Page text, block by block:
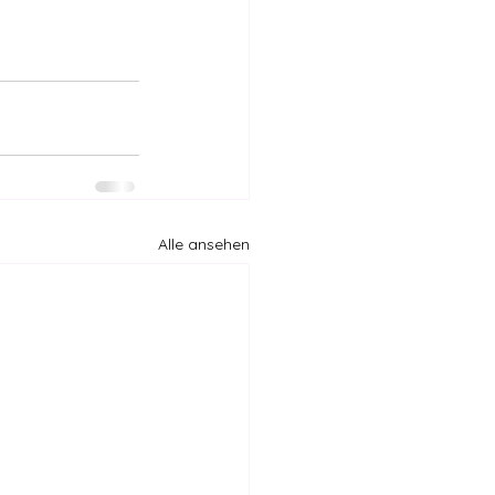
Alle ansehen